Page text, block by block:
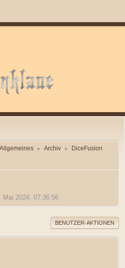
Allgemeines ► Archiv ► DiceFusion
Mai 2024, 07:36:56
BENUTZER-AKTIONEN